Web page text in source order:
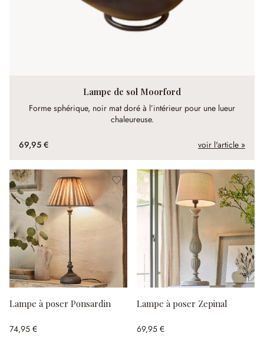
Lampe de sol Moorford
Forme sphérique, noir mat doré à l’intérieur pour une lueur
chaleureuse.
69,95 € voir l'article »
Lampe à poser Ponsardin
74,95 €
Lampe à poser Zepinal
69,95 €